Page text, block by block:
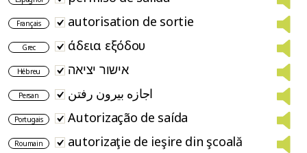
Français autorisation de sortie
Grec άδεια εξόδου
Hébreu אישור יציאה
Persan اجازه بیرون رفتن
Portugais Autorização de saída
Roumain autorizaţie de ieşire din şcoală